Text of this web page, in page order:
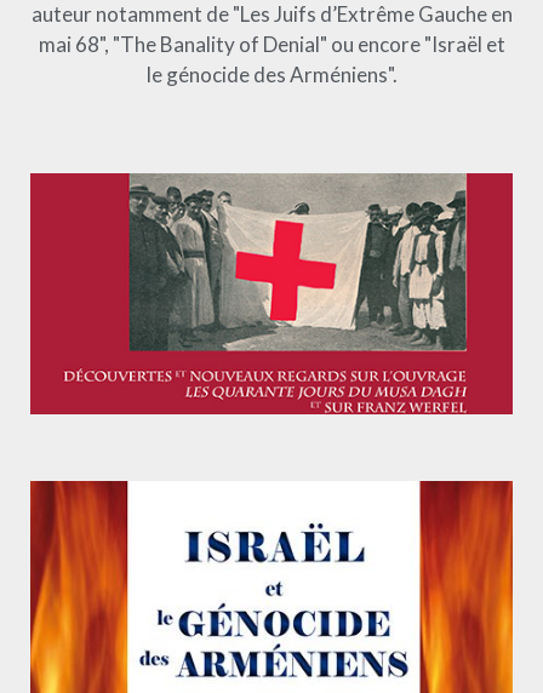
auteur notamment de "Les Juifs d’Extrême Gauche en
mai 68", "The Banality of Denial" ou encore "Israël et
le génocide des Arméniens".